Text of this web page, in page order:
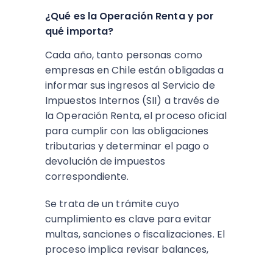
¿Qué es la Operación Renta y por
qué importa?
Cada año, tanto personas como
empresas en Chile están obligadas a
informar sus ingresos al Servicio de
Impuestos Internos (SII) a través de
la Operación Renta, el proceso oficial
para cumplir con las obligaciones
tributarias y determinar el pago o
devolución de impuestos
correspondiente.
Se trata de un trámite cuyo
cumplimiento es clave para evitar
multas, sanciones o fiscalizaciones. El
proceso implica revisar balances,